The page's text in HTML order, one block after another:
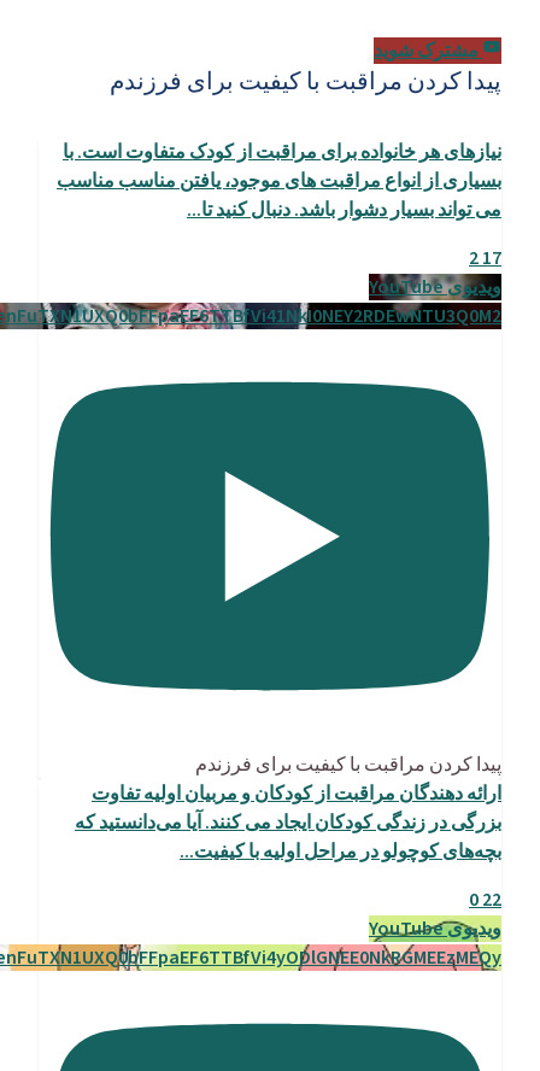
مشترک شوید
پیدا کردن مراقبت با کیفیت برای فرزندم
نیازهای هر خانواده برای مراقبت از کودک متفاوت است. با
بسیاری از انواع مراقبت های موجود، یافتن مناسب مناسب
می تواند بسیار دشوار باشد. دنبال کنید تا...
17
2
ویدیوی YouTube
پیدا کردن مراقبت با کیفیت برای فرزندم
ارائه دهندگان مراقبت از کودکان و مربیان اولیه تفاوت
بزرگی در زندگی کودکان ایجاد می کنند. آیا می‌دانستید که
بچه‌های کوچولو در مراحل اولیه با کیفیت...
22
0
ویدیوی YouTube